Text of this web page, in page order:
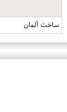
ساخت آلمان